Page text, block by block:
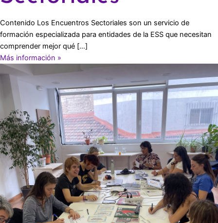
Contenido Los Encuentros Sectoriales son un servicio de
formación especializada para entidades de la ESS que necesitan
comprender mejor qué […]
Más información »